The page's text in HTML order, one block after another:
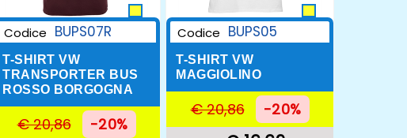
Codice BUPS07R
T-SHIRT VW
TRANSPORTER BUS
ROSSO BORGOGNA
€ 20,86 -20%
Codice BUPS05
T-SHIRT VW
MAGGIOLINO
€ 20,86 -20%